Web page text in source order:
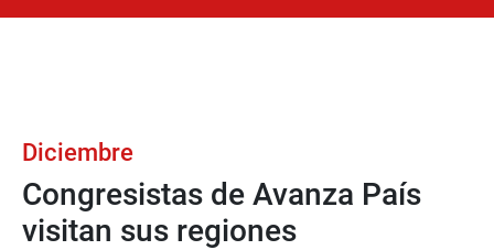
Diciembre
Congresistas de Avanza País
visitan sus regiones